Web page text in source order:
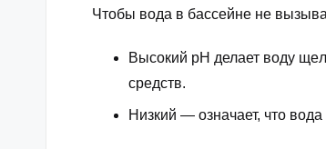
Чтобы вода в бассейне не
Высокий pH делает воду
сpедств.
Низкий — означает, что